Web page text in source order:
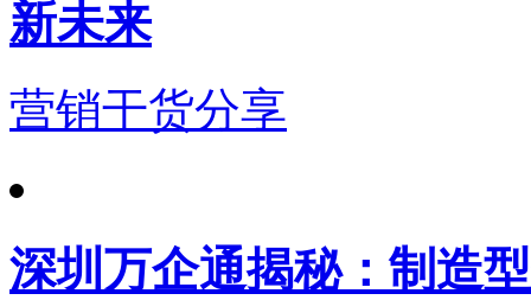
新未来
营销干货分享
深圳万企通揭秘：制造